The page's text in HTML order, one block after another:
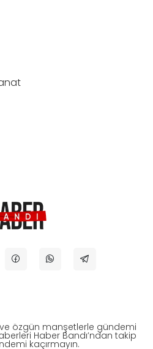
özgün manşetlerle gündemi
Haber Bandı’ndan takip
kaçırmayın.